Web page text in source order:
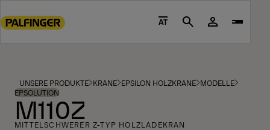
to
footer
content
AT Search
UNSERE PRODUKTE KRANE EPSILON HOLZKRANE MODELLE
EPSOLUTION
M110Z
MITTELSCHWERER Z-TYP HOLZLADEKRAN